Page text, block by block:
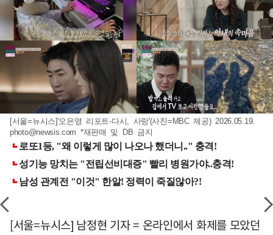
[서울=뉴시스]'오은영 리포트-다시, 사랑'(사진=MBC 제공) 2026.05.19.
photo@newsis.com *재판매 및 DB 금지
[서울=뉴시스] 남정현 기자 = 온라인에서 화제를 모았던